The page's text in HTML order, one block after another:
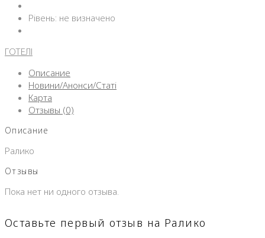
Рівень: не визначено
ГОТЕЛІ
Описание
Новини/Анонси/Статі
Карта
Отзывы (0)
Описание
Ралико
Отзывы
Пока нет ни одного отзыва.
Оставьте первый отзыв на Ралико